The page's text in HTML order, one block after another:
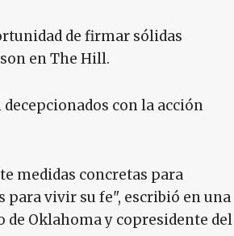
de firmar sólidas
en The Hill.
con la acción
medidas concretas para
para vivir su fe", escribió en una
de Oklahoma y copresidente del